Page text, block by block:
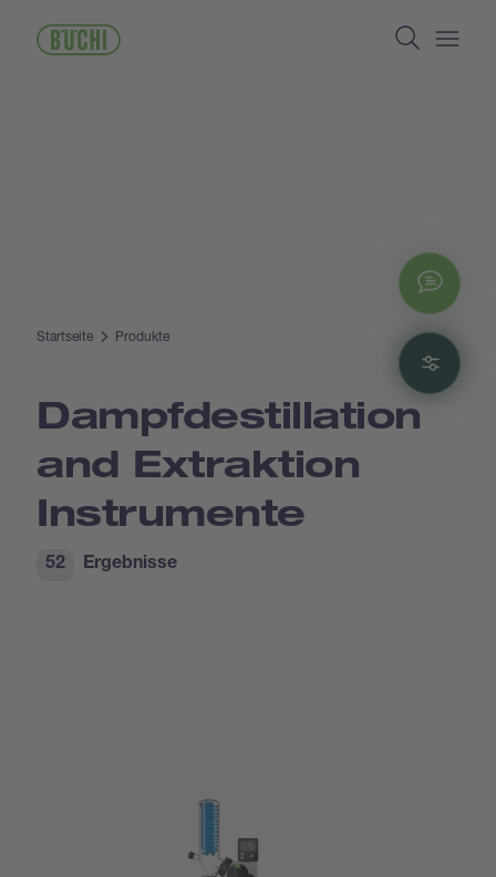
Inhalt
Search
Startseite Produkte
Dampfdestillation
and Extraktion
Instrumente
Ergebnisse
52